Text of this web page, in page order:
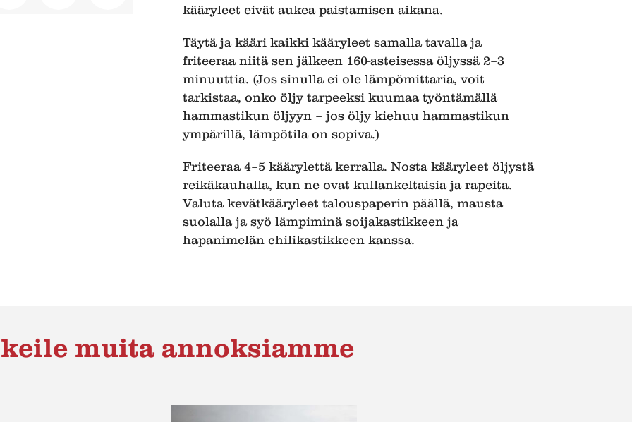
kääryleet eivät aukea paistamisen aikana.
Täytä ja kääri kaikki kääryleet samalla tavalla ja
friteeraa niitä sen jälkeen 160-asteisessa öljyssä 2–3
minuuttia. (Jos sinulla ei ole lämpömittaria, voit
tarkistaa, onko öljy tarpeeksi kuumaa työntämällä
hammastikun öljyyn – jos öljy kiehuu hammastikun
ympärillä, lämpötila on sopiva.)
Friteeraa 4–5 käärylettä kerralla. Nosta kääryleet öljystä
reikäkauhalla, kun ne ovat kullankeltaisia ja rapeita.
Valuta kevätkääryleet talouspaperin päällä, mausta
suolalla ja syö lämpiminä soijakastikkeen ja
hapanimelän chilikastikkeen kanssa.
muita annoksiamme